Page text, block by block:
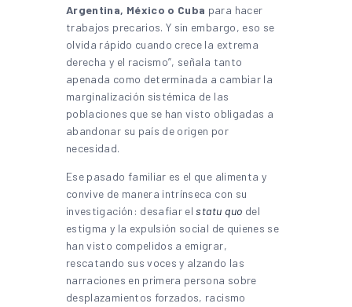
Argentina, México o Cuba para hacer
trabajos precarios. Y sin embargo, eso se
olvida rápido cuando crece la extrema
derecha y el racismo”, señala tanto
apenada como determinada a cambiar la
marginalización sistémica de las
poblaciones que se han visto obligadas a
abandonar su país de origen por
necesidad.
Ese pasado familiar es el que alimenta y
convive de manera intrínseca con su
investigación: desafiar el statu quo del
estigma y la expulsión social de quienes se
han visto compelidos a emigrar,
rescatando sus voces y alzando las
narraciones en primera persona sobre
desplazamientos forzados, racismo